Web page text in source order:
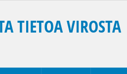
TIETOA VIROSTA